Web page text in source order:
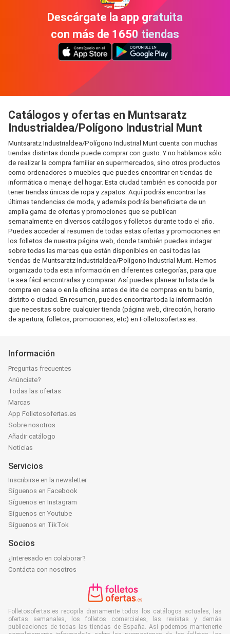
Descárgate la app gratuita
con más de 1650 tiendas
Catálogos y ofertas en Muntsaratz
Industrialdea/Polígono Industrial Munt
Muntsaratz Industrialdea/Polígono Industrial Munt cuenta con muchas
tiendas distintas donde puede comprar con gusto. Y no hablamos sólo
de realizar la compra familiar en supermercados, sino otros productos
como ordenadores o muebles que puedes encontrar en tiendas de
informática o menaje del hogar. Esta ciudad también es conocida por
tener tiendas únicas de ropa y zapatos. Aquí podrás encontrar las
últimas tendencias de moda, y además podrás beneficiarte de un
amplia gama de ofertas y promociones que se publican
semanalmente en diversos catálogos y folletos durante todo el año.
Puedes acceder al resumen de todas estas ofertas y promociones en
los folletos de nuestra página web, donde también puedes indagar
sobre todas las marcas que están disponibles en casi todas las
tiendas de Muntsaratz Industrialdea/Polígono Industrial Munt. Hemos
organizado toda esta información en diferentes categorías, para que
te sea fácil encontrarlas y comparar. Así puedes planear tu lista de la
compra en casa o en la oficina antes de irte de compras en tu barrio,
distrito o ciudad. En resumen, puedes encontrar toda la información
que necesitas sobre cualquier tienda (página web, dirección, horario
de apertura, folletos, promociones, etc) en Folletosofertas.es.
Información
Preguntas frecuentes
Anúnciate?
Todas las ofertas
Marcas
App Folletosofertas.es
Sobre nosotros
Añadir catálogo
Noticias
Servicios
Inscribirse en la newsletter
Síguenos en Facebook
Síguenos en Instagram
Síguenos en Youtube
Síguenos en TikTok
Socios
¿Interesado en colaborar?
Contácta con nosotros
Folletosofertas.es recopila diariamente todos los catálogos actuales, las
ofertas semanales, los folletos comerciales, las revistas y demás
publicaciones de todas las tiendas de España. Así podemos mantenerte